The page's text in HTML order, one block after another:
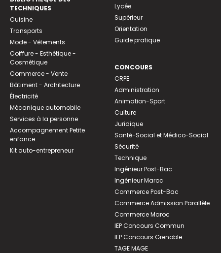
TECHNIQUES
Cuisine
Transports
Mode - Vêtements
Coiffure - Esthétique -
Cosmétique
Commerce - Vente
Bâtiment - Architecture
Électricité
Mécanique automobile
Services à la personne
Accompagnement Petite
enfance
Kit auto-entrepreneur
Lycée
Supérieur
Orientation
Guide pratique
CONCOURS
CRPE
Administration
Animation-Sport
Culture
Juridique
Santé-Social et Médico-Social
Sécurité
Technique
Ingénieur Post-Bac
Ingénieur Maroc
Commerce Post-Bac
Commerce Admission Parallèle
Commerce Maroc
IEP Concours Commun
IEP Concours Grenoble
TAGE MAGE